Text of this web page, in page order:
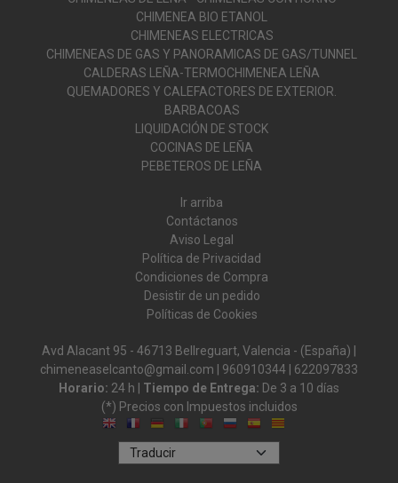
CHIMENEA BIO ETANOL
CHIMENEAS ELECTRICAS
CHIMENEAS DE GAS Y PANORAMICAS DE GAS/TUNNEL
CALDERAS LEÑA-TERMOCHIMENEA LEÑA
QUEMADORES Y CALEFACTORES DE EXTERIOR.
BARBACOAS
LIQUIDACIÓN DE STOCK
COCINAS DE LEÑA
PEBETEROS DE LEÑA
Ir arriba
Contáctanos
Aviso Legal
Política de Privacidad
Condiciones de Compra
Desistir de un pedido
Políticas de Cookies
Avd Alacant 95 - 46713 Bellreguart, Valencia - (España) |
chimeneaselcanto@gmail.com | 960910344
622097833
Horario: 24 h | Tiempo de Entrega: De 3 a 10 días
(*) Precios con Impuestos incluidos